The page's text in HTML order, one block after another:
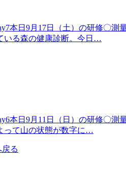
本日9月17日（土）の研修〇
いる森の健康診断。今日…
本日9月11日（日）の研修〇
って山の状態が数字に…
る